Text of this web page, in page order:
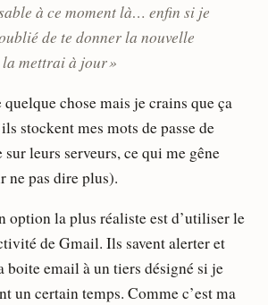
à ce moment là… enfin si je
de te donner la nouvelle
mettrai à jour »
chose mais je crains que ça
stockent mes mots de passe de
leurs serveurs, ce qui me gêne
ne pas dire plus).
option la plus réaliste est d’utiliser le
de Gmail. Ils savent alerter et
boite email à un tiers désigné si je
un certain temps. Comme c’est ma